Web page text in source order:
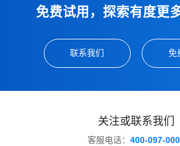
免费试用，探索有度更
联系我们 免
关注或联系我们
客服电话： 400-097-